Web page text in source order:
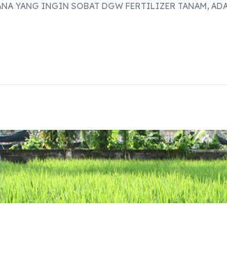
YANG INGIN SOBAT DGW FERTILIZER TANAM,